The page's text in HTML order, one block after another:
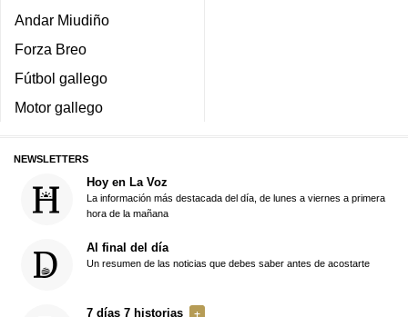
Andar Miudiño
Forza Breo
Fútbol gallego
Motor gallego
NEWSLETTERS
Hoy en La Voz
La información más destacada del día, de lunes a viernes a primera
hora de la mañana
Al final del día
Un resumen de las noticias que debes saber antes de acostarte
7 días 7 historias